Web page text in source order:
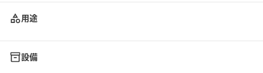
用途
設備